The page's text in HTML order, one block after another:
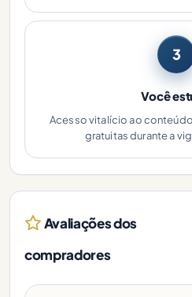
3
Você
Acesso vitalício ao
gratuitas durante a
Avaliações dos
compradores